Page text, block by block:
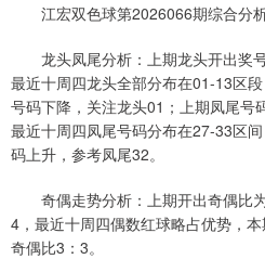
江宏双色球第2026066期综合分析
龙头凤尾分析：上期龙头开出奖号
最近十周四龙头全部分布在01-13区
号码下降，关注龙头01；上期凤尾号
最近十周四凤尾号码分布在27-33区
码上升，参考凤尾32。
奇偶走势分析：上期开出奇偶比为
4，最近十周四偶数红球略占优势，
奇偶比3：3。